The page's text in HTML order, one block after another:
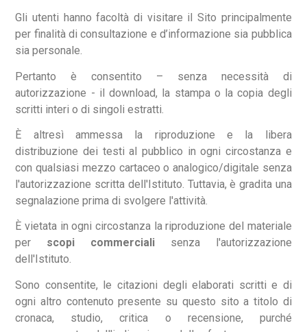
Gli utenti hanno facoltà di visitare il Sito principalmente
per finalità di consultazione e d’informazione sia pubblica
sia personale.
Pertanto è consentito – senza necessità di
autorizzazione - il download, la stampa o la copia degli
scritti interi o di singoli estratti.
È altresì ammessa la riproduzione e la libera
distribuzione dei testi al pubblico in ogni circostanza e
con qualsiasi mezzo cartaceo o analogico/digitale senza
l'autorizzazione scritta dell'Istituto. Tuttavia, è gradita una
segnalazione prima di svolgere l'attività.
È vietata in ogni circostanza la riproduzione del materiale
per scopi commerciali senza l'autorizzazione
dell'Istituto.
Sono consentite, le citazioni degli elaborati scritti e di
ogni altro contenuto presente su questo sito a titolo di
cronaca, studio, critica o recensione, purché